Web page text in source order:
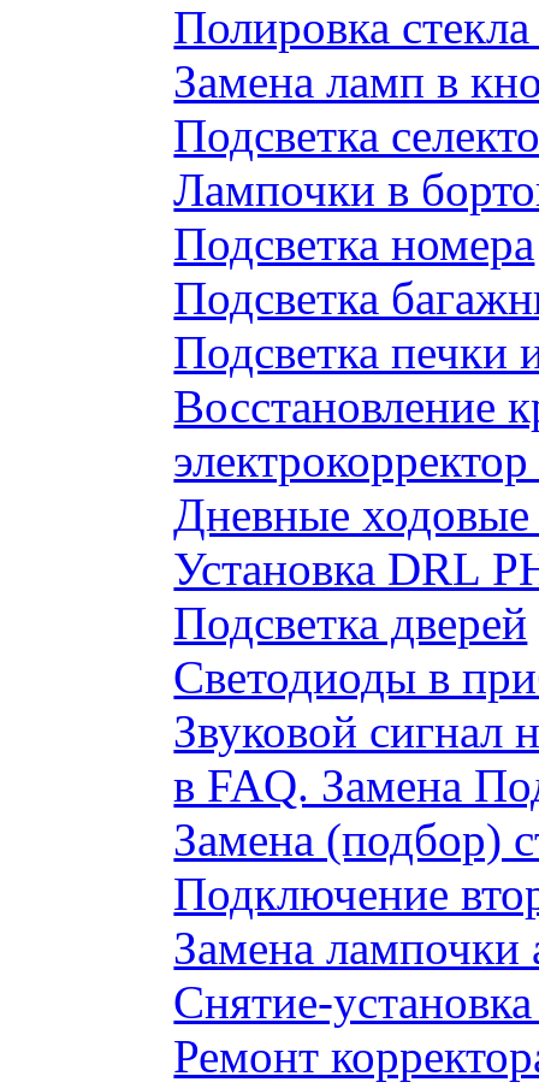
Полировка
Замена ламп в
Подсветка
Лампочки в
Подсветка номера
Подсветка
Подсветка печки
Восстановление
Дневные ходовые
Установка DRL
Подсветка дверей
Светодиоды в
Звуковой сигнал
в FAQ. Замена
Замена (подбор)
Подключение
Замена лампочки
Снятие-
Ремонт